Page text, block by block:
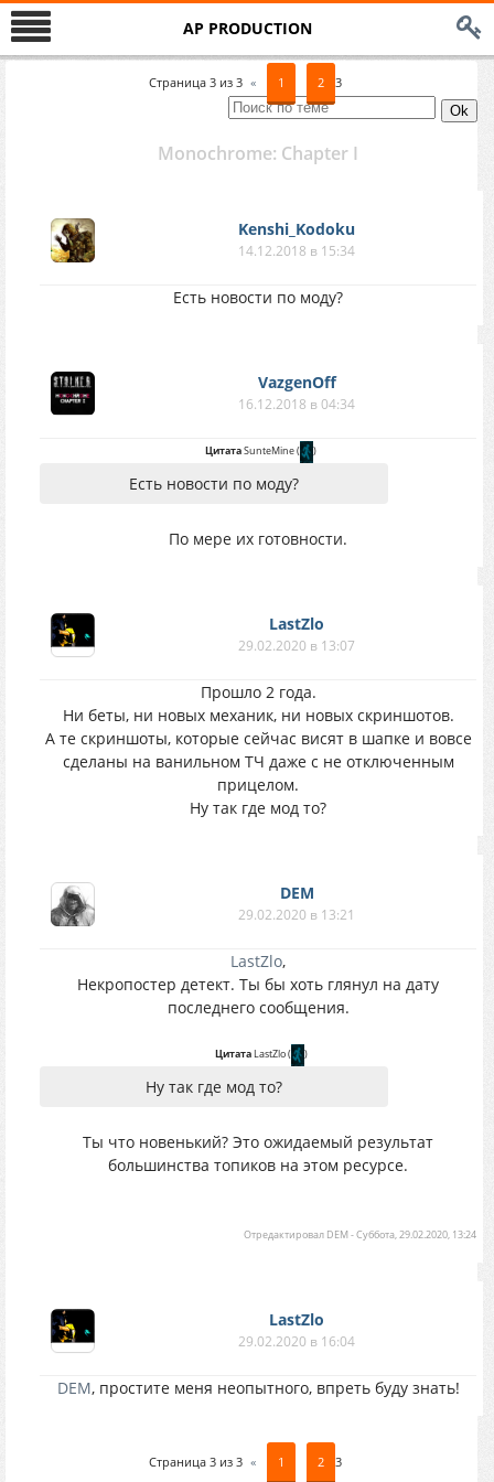
AP PRODUCTION
Страница 3 из 3 « 1 2 3
Monochrome: Chapter I
Kenshi_Kodoku
14.12.2018 в 15:34
Есть новости по моду?
VazgenOff
16.12.2018 в 04:34
ЦитатаSunteMine( )
Есть новости по моду?
По мере их готовности.
LastZlo
29.02.2020 в 13:07
Прошло 2 года.
Ни беты, ни новых механик, ни новых скриншотов.
А те скриншоты, которые сейчас висят в шапке и вовсе
сделаны на ванильном ТЧ даже с не отключенным
прицелом.
Ну так где мод то?
DEM
29.02.2020 в 13:21
LastZlo,
Некропостер детект. Ты бы хоть глянул на дату
последнего сообщения.
ЦитатаLastZlo( )
Ну так где мод то?
Ты что новенький? Это ожидаемый результат
большинства топиков на этом ресурсе.
Отредактировал DEM-Суббота, 29.02.2020, 13:24
LastZlo
29.02.2020 в 16:04
DEM, простите меня неопытного, впреть буду знать!
Страница 3 из 3 « 1 2 3